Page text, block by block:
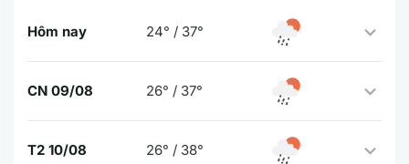
Hôm nay 24° / 37°
CN 09/08 26° / 37°
T2 10/08 26° / 38°